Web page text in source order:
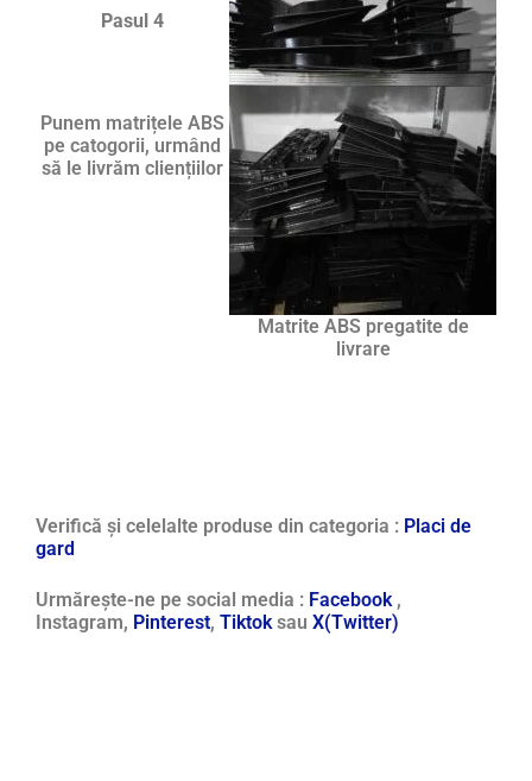
Matrite ABS pregatite de
livrare
Pasul 4
Punem matrițele ABS
pe catogorii, urmând
să le livrăm cliențiilor
Verifică și celelalte produse din categoria : Placi de
gard
Urmărește-ne pe social media : Facebook ,
Instagram, Pinterest, Tiktok sau X(Twitter)